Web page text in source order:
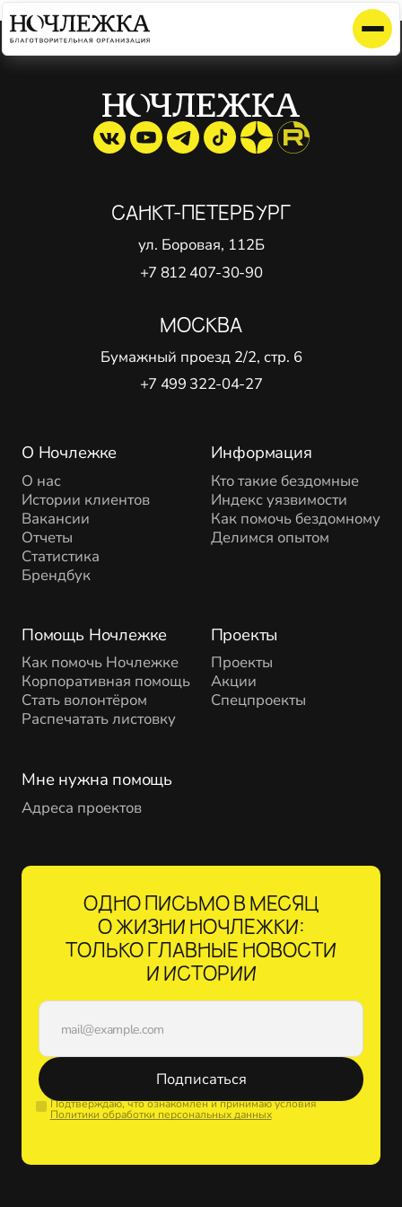
Элемент не найден!
О Ночлежке
О нас
Истории клиентов
Вакансии
Отчеты
Статистика
Брендбук
Помощь Ночлежке
Как помочь Ночлежке
Корпоративная помощь
Стать волонтёром
Распечатать листовку
Проекты
Проекты
Акции
Спецпроекты
Информация
Кто такие бездомные
Индекс уязвимости
Как помочь бездомному
Делимся опытом
Мне нужна помощь
Адреса проектов
САНКТ-ПЕТЕРБУРГ
ул. Боровая, 112Б
+7 812 407-30-90
МОСКВА
Бумажный проезд 2/2, стр. 6
+7 499 322-04-27
ОДНО ПИСЬМО В МЕСЯЦ
О ЖИЗНИ НОЧЛЕЖКИ:
ТОЛЬКО ГЛАВНЫЕ НОВОСТИ
И ИСТОРИИ
Подписаться
Подтверждаю, что ознакомлен и принимаю условия
Политики обработки персональных данных